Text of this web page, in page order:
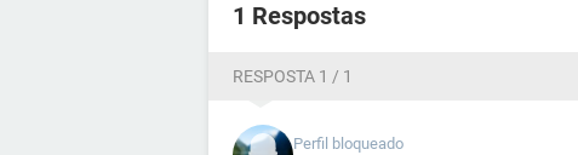
1 Respostas
RESPOSTA 1 / 1
Perfil bloqueado